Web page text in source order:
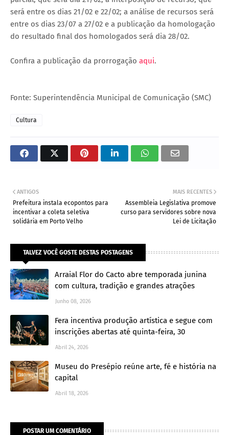
será entre os dias 21/02 e 22/02; a análise de recursos será
entre os dias 23/07 a 27/02 e a publicação da homologação
do resultado final dos homologados será dia 28/02.
Confira a publicação da prorrogação aqui.
Fonte: Superintendência Municipal de Comunicação (SMC)
Cultura
MAIS RECENTES
Assembleia Legislativa promove
curso para servidores sobre nova
Lei de Licitação
ANTIGOS
Prefeitura instala ecopontos para
incentivar a coleta seletiva
solidária em Porto Velho
TALVEZ VOCÊ GOSTE DESTAS POSTAGENS
Arraial Flor do Cacto abre temporada junina
com cultura, tradição e grandes atrações
Junho 08, 2026
Fera incentiva produção artística e segue com
inscrições abertas até quinta-feira, 30
Abril 24, 2026
Museu do Presépio reúne arte, fé e história na
capital
Abril 18, 2026
POSTAR UM COMENTÁRIO